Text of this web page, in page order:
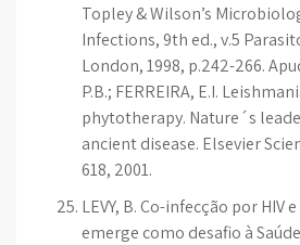
Topley & Wilson’s
Infections, 9th ed., v.5
London, 1998, p.242-266.
P.B.; FERREIRA, E.I.
phytotherapy. Nature´s
ancient disease. Elsevier
618, 2001.
LEVY, B. Co-infecção por HIV
emerge como desafio à